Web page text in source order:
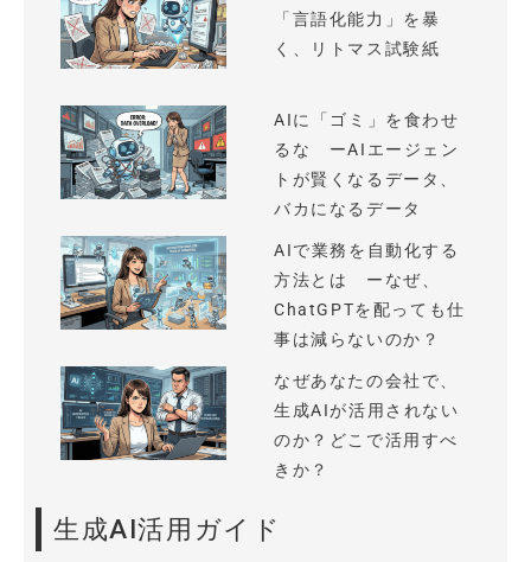
「言語化能力」を暴
く、リトマス試験紙
AIに「ゴミ」を食わせ
るな ーAIエージェン
トが賢くなるデータ、
バカになるデータ
AIで業務を自動化する
方法とは ーなぜ、
ChatGPTを配っても仕
事は減らないのか？
なぜあなたの会社で、
生成AIが活用されない
のか？どこで活用すべ
きか？
生成AI活用ガイド